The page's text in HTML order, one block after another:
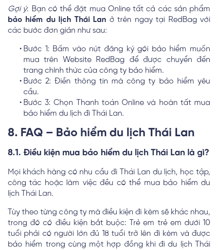
Gợi ý: Bạn có thể đặt mua Online tất cả các sản phẩm
bảo hiểm du lịch Thái Lan ở trên ngay tại RedBag với
các bước đơn giản như sau:
Bước 1: Bấm vào nút đăng ký gói bảo hiểm muốn
mua trên Website RedBag để được chuyển đến
trang chính thức của công ty bảo hiểm.
Bước 2: Điền thông tin mà công ty bảo hiểm yêu
cầu.
Bước 3: Chọn Thanh toán Online và hoàn tất mua
bảo hiểm du lịch đi Thái Lan.
8. FAQ – Bảo hiểm du lịch Thái Lan
8.1. Điều kiện mua bảo hiểm du lịch Thái Lan là gì?
Mọi khách hàng có nhu cầu đi Thái Lan du lịch, học tập,
công tác hoặc làm việc đều có thể mua bảo hiểm du
lịch Thái Lan.
Tùy theo từng công ty mà điều kiện đi kèm sẽ khác nhau,
trong đó có điều kiện bắt buộc: Trẻ em trẻ em dưới 10
tuổi phải có người lớn đủ 18 tuổi trở lên đi kèm và được
bảo hiểm trong cùng một hợp đồng khi đi du lịch Thái